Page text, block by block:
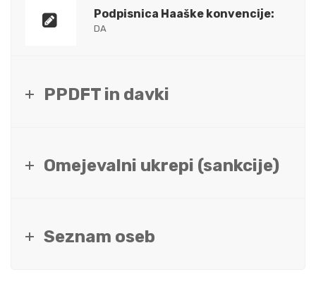
Podpisnica Haaške konvencije:
DA
PPDFT in davki
Omejevalni ukrepi (sankcije)
Seznam oseb